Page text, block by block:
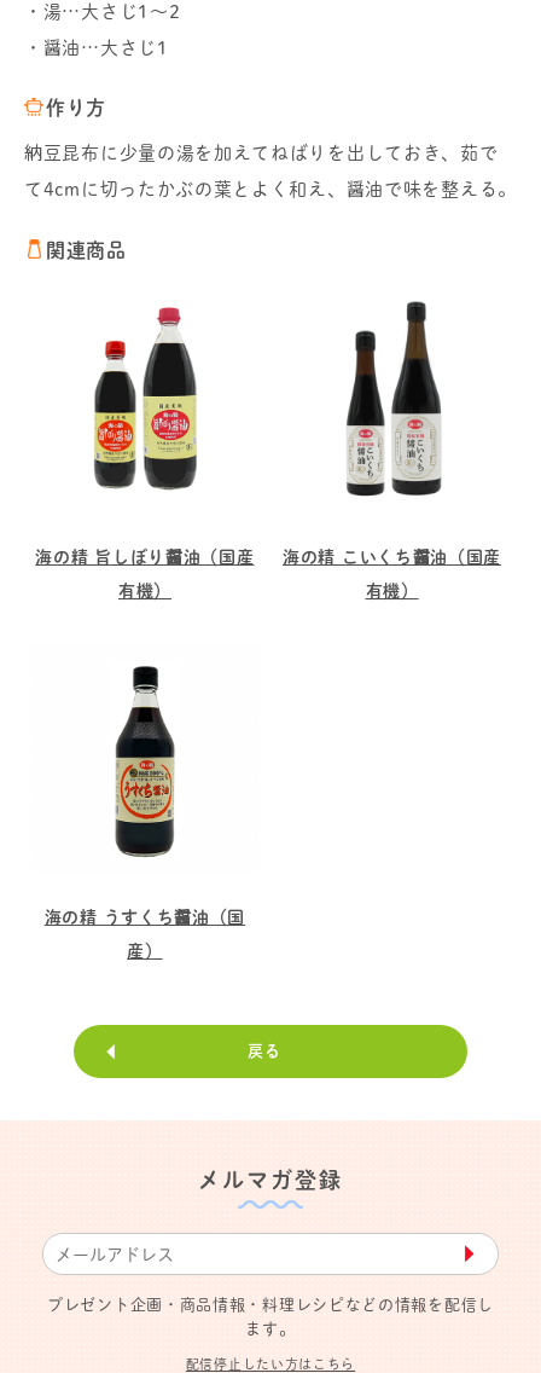
・湯…大さじ1～2
・醤油…大さじ1
作り方
納豆昆布に少量の湯を加えてねばりを出しておき、茹で
て4cmに切ったかぶの葉とよく和え、醤油で味を整える。
関連商品
海の精 旨しぼり醤油（国産
有機）
海の精 こいくち醤油（国産
有機）
海の精 うすくち醤油（国
産）
戻る
メルマガ登録
▶︎
プレゼント企画・商品情報・料理レシピなどの情報を配信し
ます。
配信停止したい方はこちら